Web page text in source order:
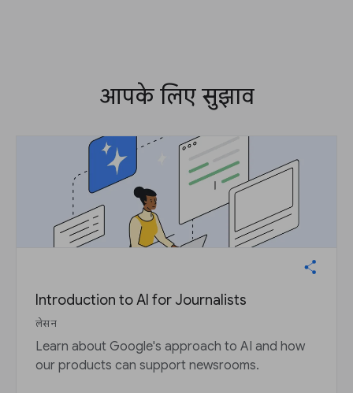
आपके लिए सुझाव
Introduction to AI for Journalists
लेसन
Learn about Google's approach to AI and how
our products can support newsrooms.